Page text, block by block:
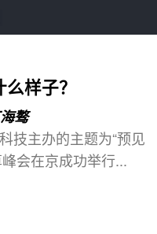
样子？
骜
技主办的主题为“预见
会在京成功举行...